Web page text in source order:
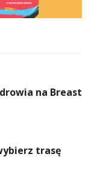
na Breast
trasę